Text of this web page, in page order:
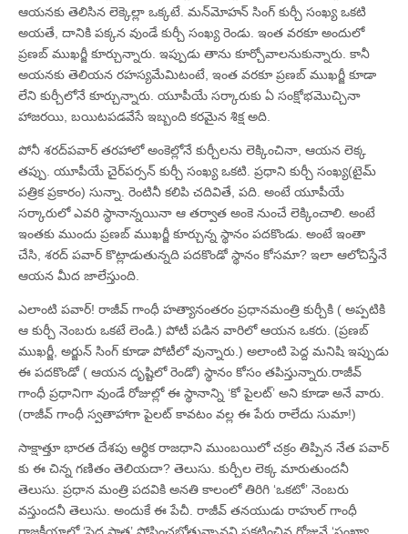
ఆయనకు తెలిసిన లెక్కెల్లా ఒక్కటే. మన్‌మోహన్‌ సింగ్‌ కుర్చీ సంఖ్య ఒకటి
అయతే, దానికి పక్కన వుండే కుర్చీ సంఖ్య రెండు. ఇంత వరకూ అందులో
ప్రణబ్‌ ముఖర్జీ కూర్చున్నారు. ఇప్పుడు తాను కూర్చోవాలనుకున్నారు. కానీ
అయనకు తెలియన రహస్యమేమిటంటే, ఇంత వరకూ ప్రణబ్‌ ముఖర్జీ కూడా
లేని కుర్చీలోనే కూర్చున్నారు. యూపీయే సర్కారుకు ఏ సంక్షోభమొచ్చినా
హాజరయి, బయిటపడవేసే ఇబ్బంది కరమైన శిక్ష అది.
పోనీ శరద్‌పవార్‌ తరహాలో అంకెల్లోనే కుర్చీలను లెక్కించినా, ఆయన లెక్క
తప్పు. యూపీయే చైర్‌పర్సన్‌ కుర్చీ సంఖ్య ఒకటి. ప్రధాని కుర్చీ సంఖ్య(టైమ్‌
పత్రిక ప్రకారం) సున్నా. రెంటినీ కలిపి చదివితే, పది. అంటే యూపీయే
సర్కారులో ఎవరి స్థానాన్నయినా ఆ తర్వాత అంకె నుంచే లెక్కించాలి. అంటే
ఇంతకు ముందు ప్రణబ్‌ ముఖర్జీ కూర్చున్న స్థానం పదకొండు. అంటే ఇంతా
చేసి, శరద్‌ పవార్‌ కొట్లాడుతున్నది పదకొండో స్థానం కోసమా? ఇలా ఆలోచిస్తేనే
ఆయన మీద జాలేస్తుంది.
ఎలాంటి పవార్‌! రాజీవ్‌ గాంధీ హత్యానంతరం ప్రధానమంత్రి కుర్చీకి ( అప్పటికి
ఆ కుర్చీ నెంబరు ఒకటే లెండి.) పోటీ పడిన వారిలో ఆయన ఒకరు. (ప్రణబ్‌
ముఖర్జీ, అర్జున్‌ సింగ్‌ కూడా పోటీలో వున్నారు.) అలాంటి పెద్ద మనిషి ఇప్పుడు
ఈ పదకొండో ( ఆయన దృష్టిలో రెండో) స్థానం కోసం తపిస్తున్నారు.రాజీవ్‌
గాంధీ ప్రధానిగా వుండే రోజుల్లో ఈ స్థానాన్ని ‘కో పైలట్‌’ అని కూడా అనే వారు.
(రాజీవ్‌ గాంధీ స్వతాహాగా పైలట్‌ కావటం వల్ల ఈ పేరు రాలేదు సుమా!)
సాక్షాత్తూ భారత దేశపు ఆర్థిక రాజధాని ముంబయిలో చక్రం తిప్పిన నేత పవార్‌
కు ఈ చిన్న గణితం తెలియదా? తెలుసు. కుర్చీల లెక్క మారుతుందనీ
తెలుసు. ప్రధాన మంత్రి పదవికి అనతి కాలంలో తిరిగి ‘ఒకటో’ నెంబరు
వస్తుందనీ తెలుసు. అందుకే ఈ పేచీ. రాజీవ్‌ తనయుడు రాహుల్‌ గాంధీ